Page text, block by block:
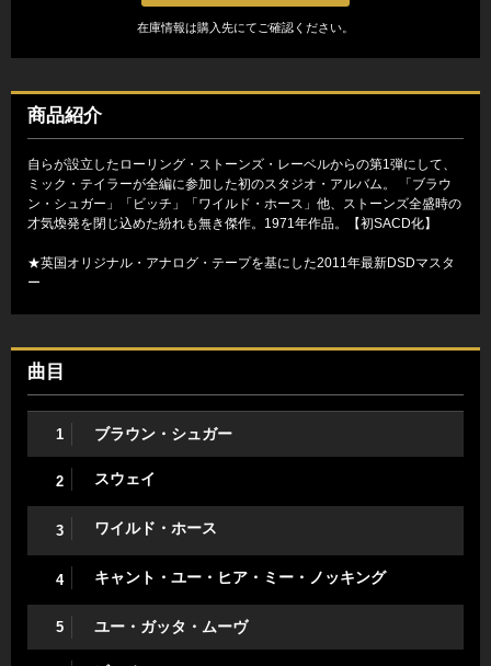
在庫情報は購入先にてご確認ください。
商品紹介
自らが設立したローリング・ストーンズ・レーベルからの第1弾にして、
ミック・テイラーが全編に参加した初のスタジオ・アルバム。 「ブラウ
ン・シュガー」「ビッチ」「ワイルド・ホース」他、ストーンズ全盛時の
才気煥発を閉じ込めた紛れも無き傑作。1971年作品。【初SACD化】
★英国オリジナル・アナログ・テープを基にした2011年最新DSDマスタ
ー
曲目
1 ブラウン・シュガー
2 スウェイ
3 ワイルド・ホース
4 キャント・ユー・ヒア・ミー・ノッキング
5 ユー・ガッタ・ムーヴ